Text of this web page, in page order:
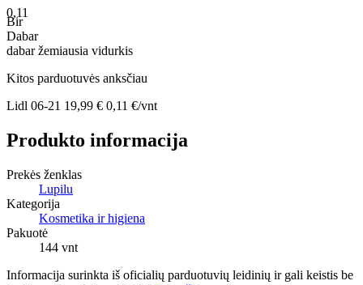
0,11
Bir
Dabar
dabaržemiausia vidurkis
Kitos parduotuvės anksčiau
Lidl 06-21 19,99 € 0,11 €/vnt
Produkto informacija
Prekės ženklas
Lupilu
Kategorija
Kosmetika ir higiena
Pakuotė
144 vnt
Informacija surinkta iš oficialių parduotuvių leidinių ir gali keistis be